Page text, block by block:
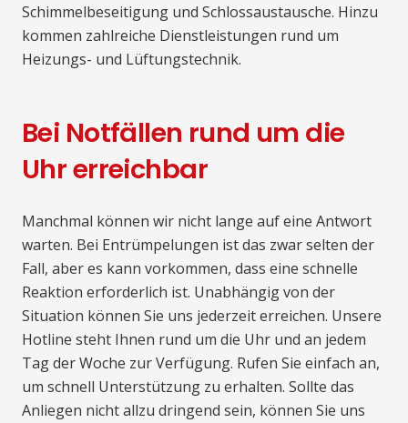
Schimmelbeseitigung und Schlossaustausche. Hinzu
kommen zahlreiche Dienstleistungen rund um
Heizungs- und Lüftungstechnik.
Bei Notfällen rund um die
Uhr erreichbar
Manchmal können wir nicht lange auf eine Antwort
warten. Bei Entrümpelungen ist das zwar selten der
Fall, aber es kann vorkommen, dass eine schnelle
Reaktion erforderlich ist. Unabhängig von der
Situation können Sie uns jederzeit erreichen. Unsere
Hotline steht Ihnen rund um die Uhr und an jedem
Tag der Woche zur Verfügung. Rufen Sie einfach an,
um schnell Unterstützung zu erhalten. Sollte das
Anliegen nicht allzu dringend sein, können Sie uns